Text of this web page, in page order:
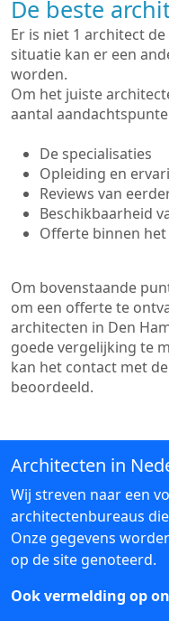
De beste
Er is niet 1 architect
situatie kan er een
worden.
Om het juiste
aantal
De specialisaties
Opleiding en
Reviews van
Beschikbaarheid
Offerte binnen
Om bovenstaande
om een offerte te
architecten in Den
goede vergelijking te
kan het contact met
beoordeeld.
Architecten in
Wij streven naar een
architectenbureaus
Onze gegevens
op de site genoteerd.
Ook vermelding op